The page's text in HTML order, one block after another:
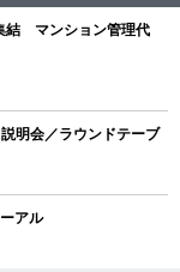
結 マンション管理代
明会／ラウンドテーブ
アル